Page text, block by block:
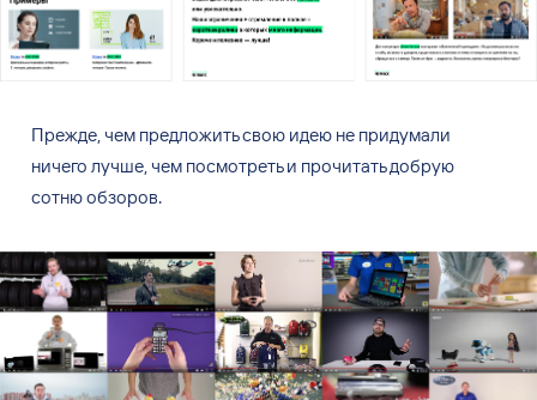
Прежде, чем предложить свою идею не придумали
ничего лучше, чем посмотреть и прочитать добрую
сотню обзоров.